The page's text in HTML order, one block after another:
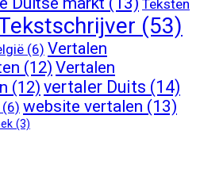
Teksten
(53)
(6) Vertalen
(12) Vertalen
(12) vertaler Duits (14)
(6) website vertalen (13)
(3)